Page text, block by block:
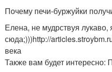
Почему печи-буржуйки
Елена, не мудрствуя
сюда;)))http://
века
Также вам будет